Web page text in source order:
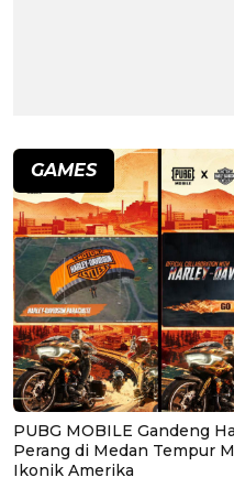
GAMES
PUBG MOBILE Gandeng
Perang di Medan Tempur
Ikonik Amerika